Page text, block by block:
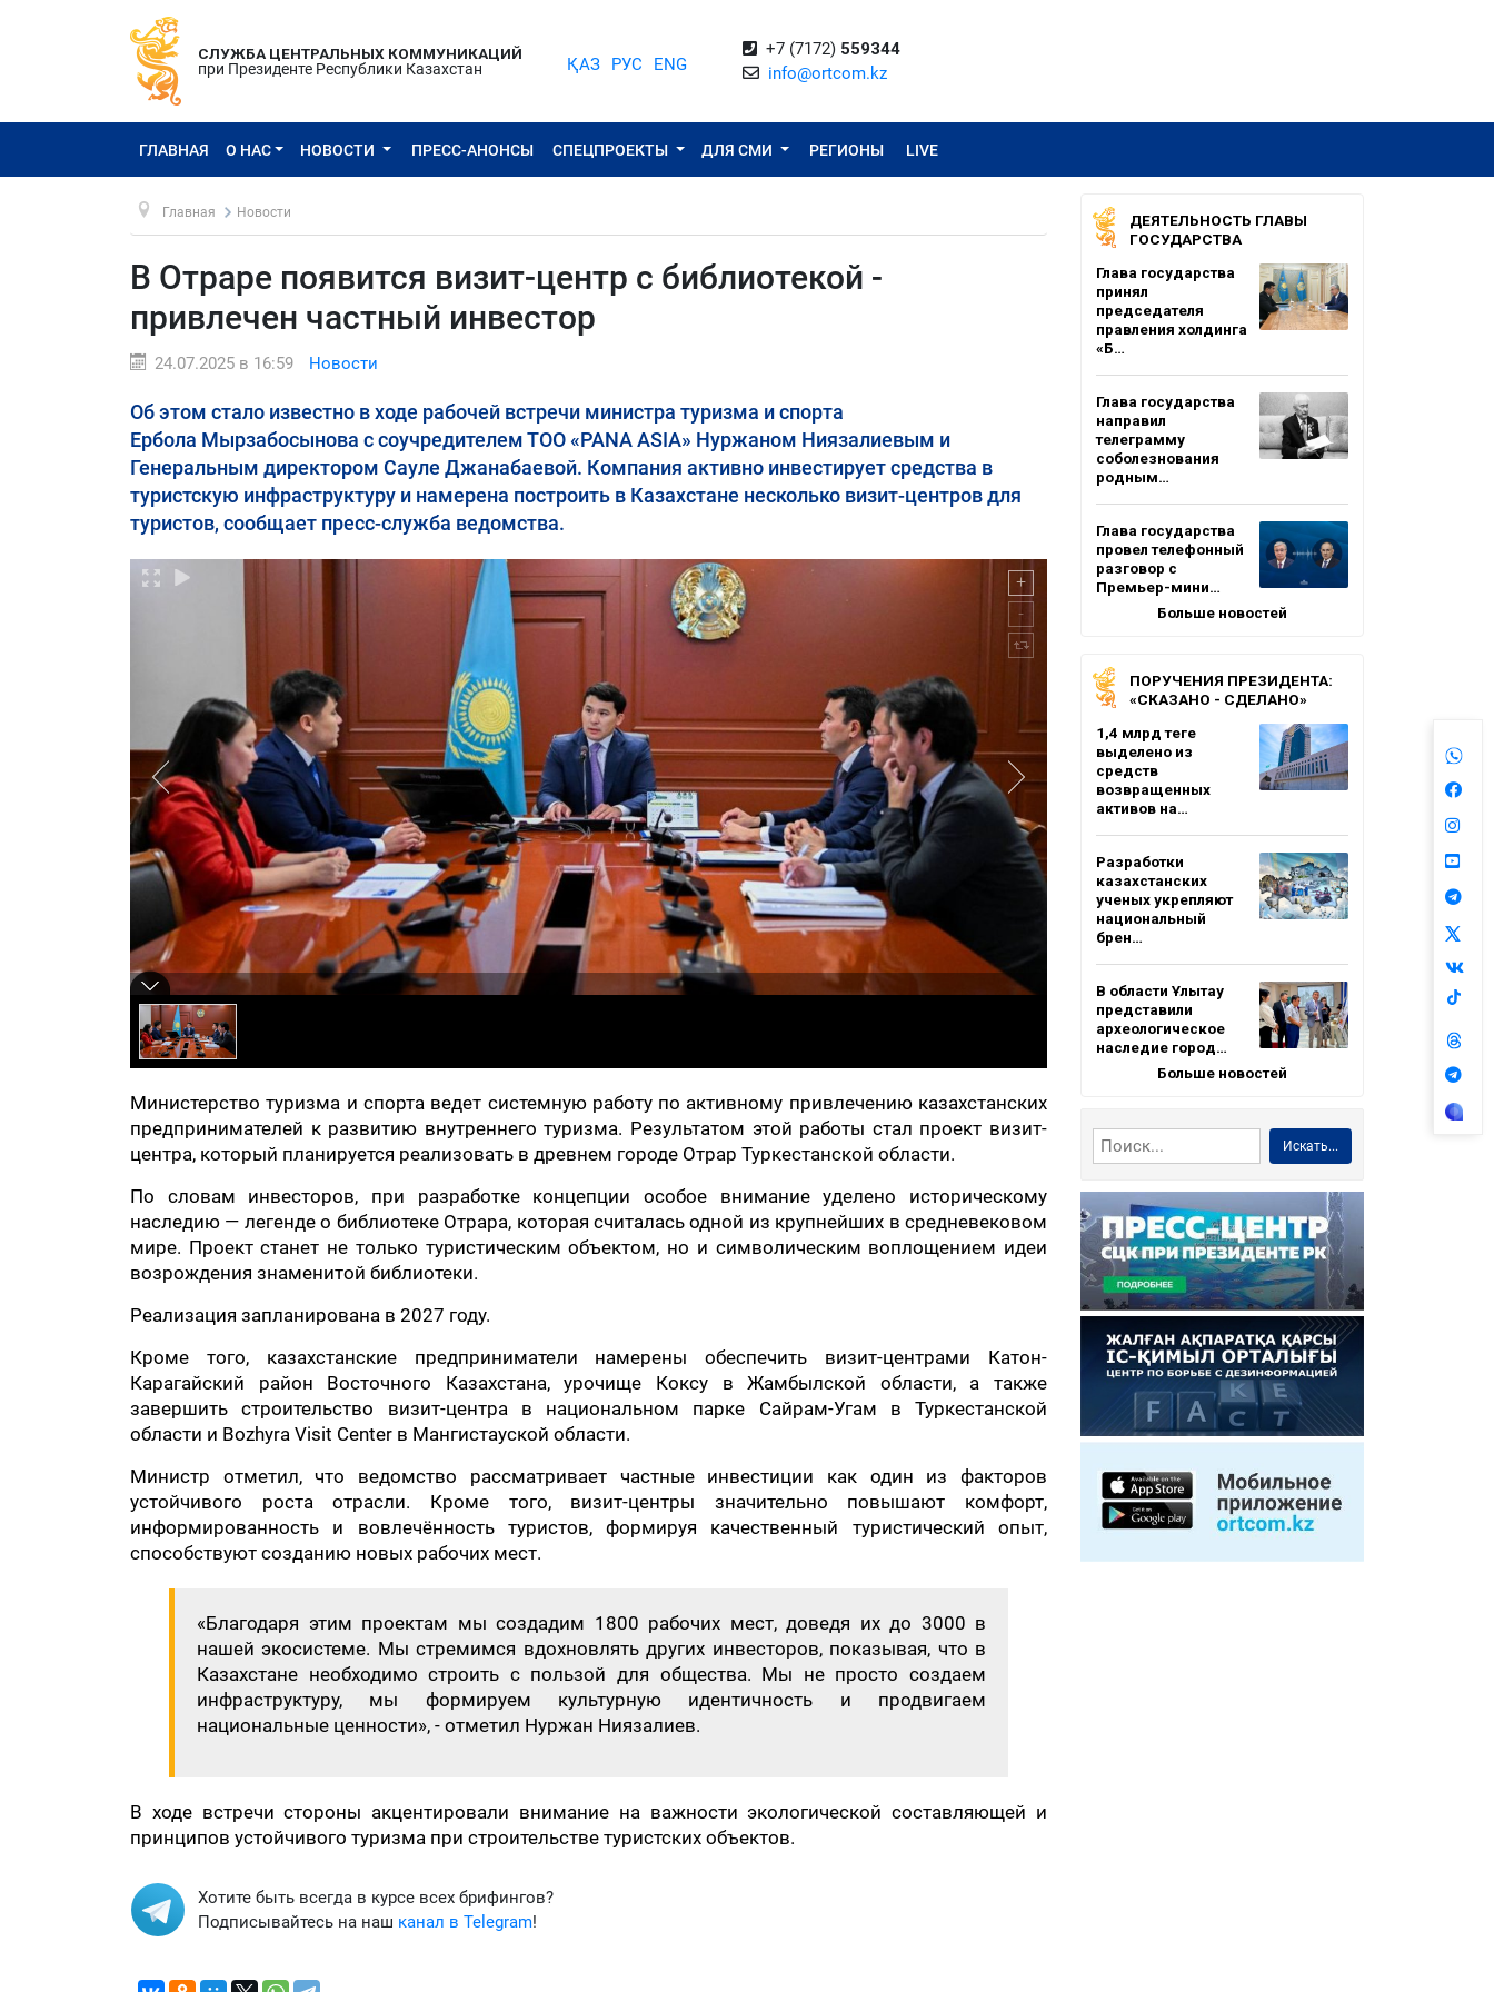
СЛУЖБА ЦЕНТРАЛЬНЫХ КОММУНИКАЦИЙ
при Президенте Республики Казахстан
ҚАЗ РУС ENG
+7 (7172) 559344
info@ortcom.kz
ГЛАВНАЯ О НАС НОВОСТИ ПРЕСС-АНОНСЫ СПЕЦПРОЕКТЫ ДЛЯ СМИ РЕГИОНЫ LIVE
Главная Новости
В Отраре появится визит-центр с библиотекой -
привлечен частный инвестор
24.07.2025 в 16:59 Новости
Об этом стало известно в ходе рабочей встречи министра туризма и спорта
Ербола Мырзабосынова с соучредителем ТОО «PANA ASIA» Нуржаном Ниязалиевым и
Генеральным директором Сауле Джанабаевой. Компания активно инвестирует средства в
туристскую инфраструктуру и намерена построить в Казахстане несколько визит-центров для
туристов, сообщает пресс-служба ведомства.
Министерство туризма и спорта ведет системную работу по активному привлечению казахстанских
предпринимателей к развитию внутреннего туризма. Результатом этой работы стал проект визит-
центра, который планируется реализовать в древнем городе Отрар Туркестанской области.
По словам инвесторов, при разработке концепции особое внимание уделено историческому
наследию — легенде о библиотеке Отрара, которая считалась одной из крупнейших в средневековом
мире. Проект станет не только туристическим объектом, но и символическим воплощением идеи
возрождения знаменитой библиотеки.
Реализация запланирована в 2027 году.
Кроме того, казахстанские предприниматели намерены обеспечить визит-центрами Катон-
Карагайский район Восточного Казахстана, урочище Коксу в Жамбылской области, а также
завершить строительство визит-центра в национальном парке Сайрам-Угам в Туркестанской
области и Bozhyra Visit Center в Мангистауской области.
Министр отметил, что ведомство рассматривает частные инвестиции как один из факторов
устойчивого роста отрасли. Кроме того, визит-центры значительно повышают комфорт,
информированность и вовлечённость туристов, формируя качественный туристический опыт,
способствуют созданию новых рабочих мест.
«Благодаря этим проектам мы создадим 1800 рабочих мест, доведя их до 3000 в
нашей экосистеме. Мы стремимся вдохновлять других инвесторов, показывая, что в
Казахстане необходимо строить с пользой для общества. Мы не просто создаем
инфраструктуру, мы формируем культурную идентичность и продвигаем
национальные ценности», - отметил Нуржан Ниязалиев.
В ходе встречи стороны акцентировали внимание на важности экологической составляющей и
принципов устойчивого туризма при строительстве туристских объектов.
Хотите быть всегда в курсе всех брифингов?
Подписывайтесь на наш канал в Telegram!
ДЕЯТЕЛЬНОСТЬ ГЛАВЫ
ГОСУДАРСТВА
Глава государства
принял
председателя
правления холдинга
«Б…
Глава государства
направил
телеграмму
соболезнования
родным…
Глава государства
провел телефонный
разговор с
Премьер-мини…
Больше новостей
ПОРУЧЕНИЯ ПРЕЗИДЕНТА:
«СКАЗАНО - СДЕЛАНО»
1,4 млрд теңге
выделено из
средств
возвращенных
активов на…
Разработки
казахстанских
ученых укрепляют
национальный
брен…
В области Ұлытау
представили
археологическое
наследие город…
Больше новостей
Искать...